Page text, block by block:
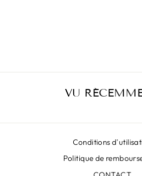
VU
Conditions
Politique de